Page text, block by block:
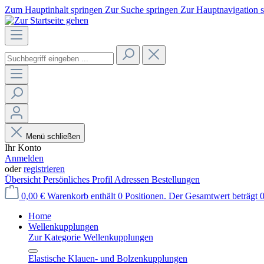
Zum Hauptinhalt springen Zur Suche springen Zur Hauptnavigation
Menü schließen
Ihr Konto
Anmelden
oderregistrieren
Übersicht Persönliches Profil Adressen Bestellungen
0,00 € Warenkorb enthält 0 Positionen. Der Gesamtwert beträgt
Home
Wellenkupplungen
Zur Kategorie Wellenkupplungen
Elastische Klauen- und Bolzenkupplungen